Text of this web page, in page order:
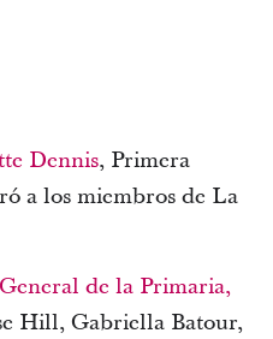
Dennis, Primera
a los miembros de La
de la Primaria,
Hill, Gabriella Batour,